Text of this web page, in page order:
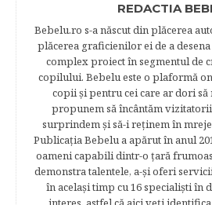
REDACTIA
Bebelu.ro s-a născut din plăcerea
plăcerea graficienilor ei de a
complex proiect în segmentul de
copilului. Bebelu este o plaformă
copii şi pentru cei care ar dori
propunem să încântăm
surprindem şi să-i reţinem în
Publicația Bebelu a apărut în anul
oameni capabili dintr-o ţară
demonstra talentele, a-şi oferi
în acelaşi timp cu 16 specialişti în